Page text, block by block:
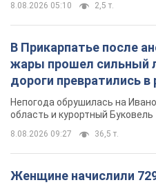
8.08.2026 05:10 2,5 т.
В Прикарпатье после
жары прошел сильный
дороги превратились в
Непогода обрушилась на
область и курортный Буковель
8.08.2026 09:27 36,5 т.
Женщине начислили